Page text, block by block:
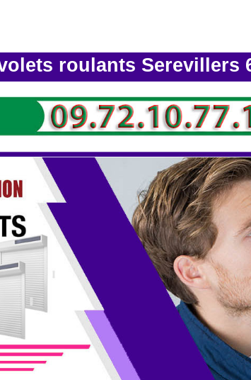
roulants Serevillers